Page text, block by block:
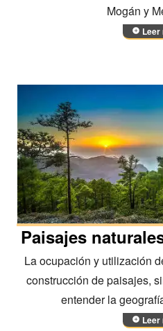
Mogán y
Leer
Paisajes
La ocupación y utilización
construcción de paisajes,
entender la
Leer